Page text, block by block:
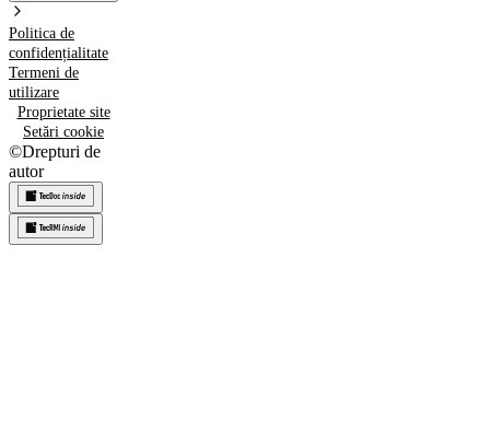
Politica de
confidențialitate
Termeni de
utilizare
Proprietate site
Setări cookie
©Drepturi de
autor